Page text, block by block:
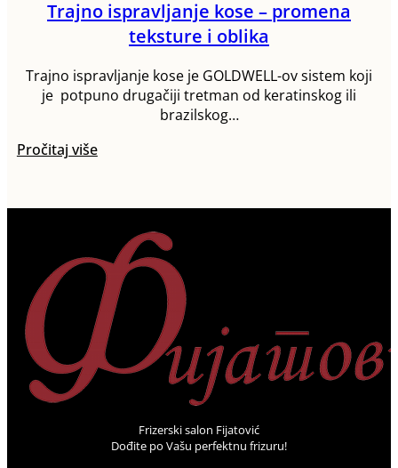
Trajno ispravljanje kose – promena
teksture i oblika
Trajno ispravljanje kose je GOLDWELL-ov sistem koji
je potpuno drugačiji tretman od keratinskog ili
brazilskog…
Pročitaj više
Frizerski salon Fijatović
Dođite po Vašu perfektnu frizuru!